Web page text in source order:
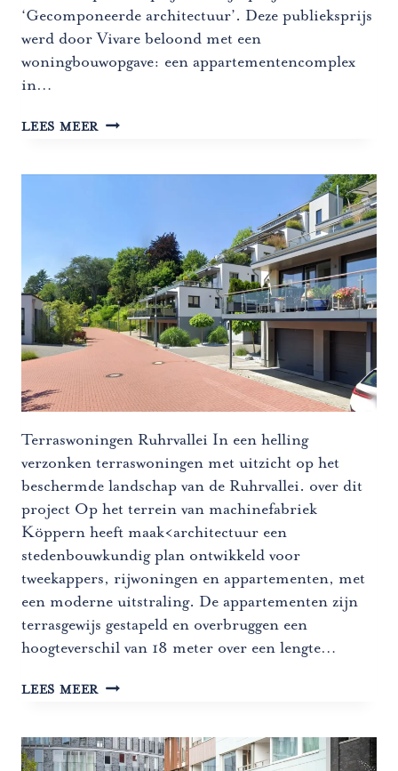
‘Gecomponeerde architectuur’. Deze publieksprijs
werd door Vivare beloond met een
woningbouwopgave: een appartementencomplex
in…
LEES MEER SOCIALE
SENIOREN
Terraswoningen Ruhrvallei In een helling
verzonken terraswoningen met uitzicht op het
beschermde landschap van de Ruhrvallei. over dit
project Op het terrein van machinefabriek
Köppern heeft maak<architectuur een
stedenbouwkundig plan ontwikkeld voor
tweekappers, rijwoningen en appartementen, met
een moderne uitstraling. De appartementen zijn
terrasgewijs gestapeld en overbruggen een
hoogteverschil van 18 meter over een lengte…
LEES MEER TERRASWONINGEN